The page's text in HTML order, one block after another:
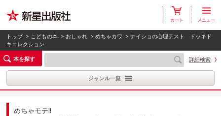
カート メニュー
トップ > こどもの本 > おしゃれ >めちゃカワ > ナイショの心理テスト ドッキド
キコレクション
本を探す
詳細検索
ジャンル一覧
めちゃモテ!!